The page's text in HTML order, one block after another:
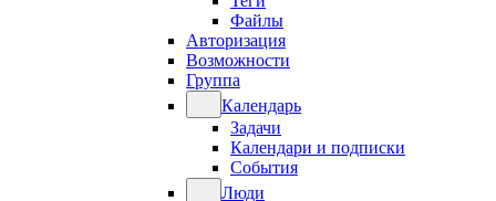
Файлы
Авторизация
Возможности
Группа
Календарь
Задачи
Календари и подписки
События
Люди